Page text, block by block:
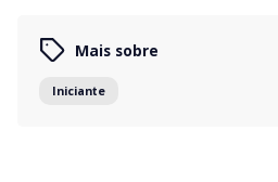
Mais sobre
Iniciante